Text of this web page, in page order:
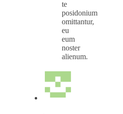
te
posidonium
omittantur,
eu
eum
noster
alienum.